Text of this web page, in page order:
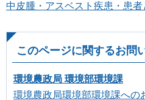
中皮腫・アスベスト疾患・患者
このページに関するお問
環境農政局 環境部環境課
環境農政局環境部環境課への